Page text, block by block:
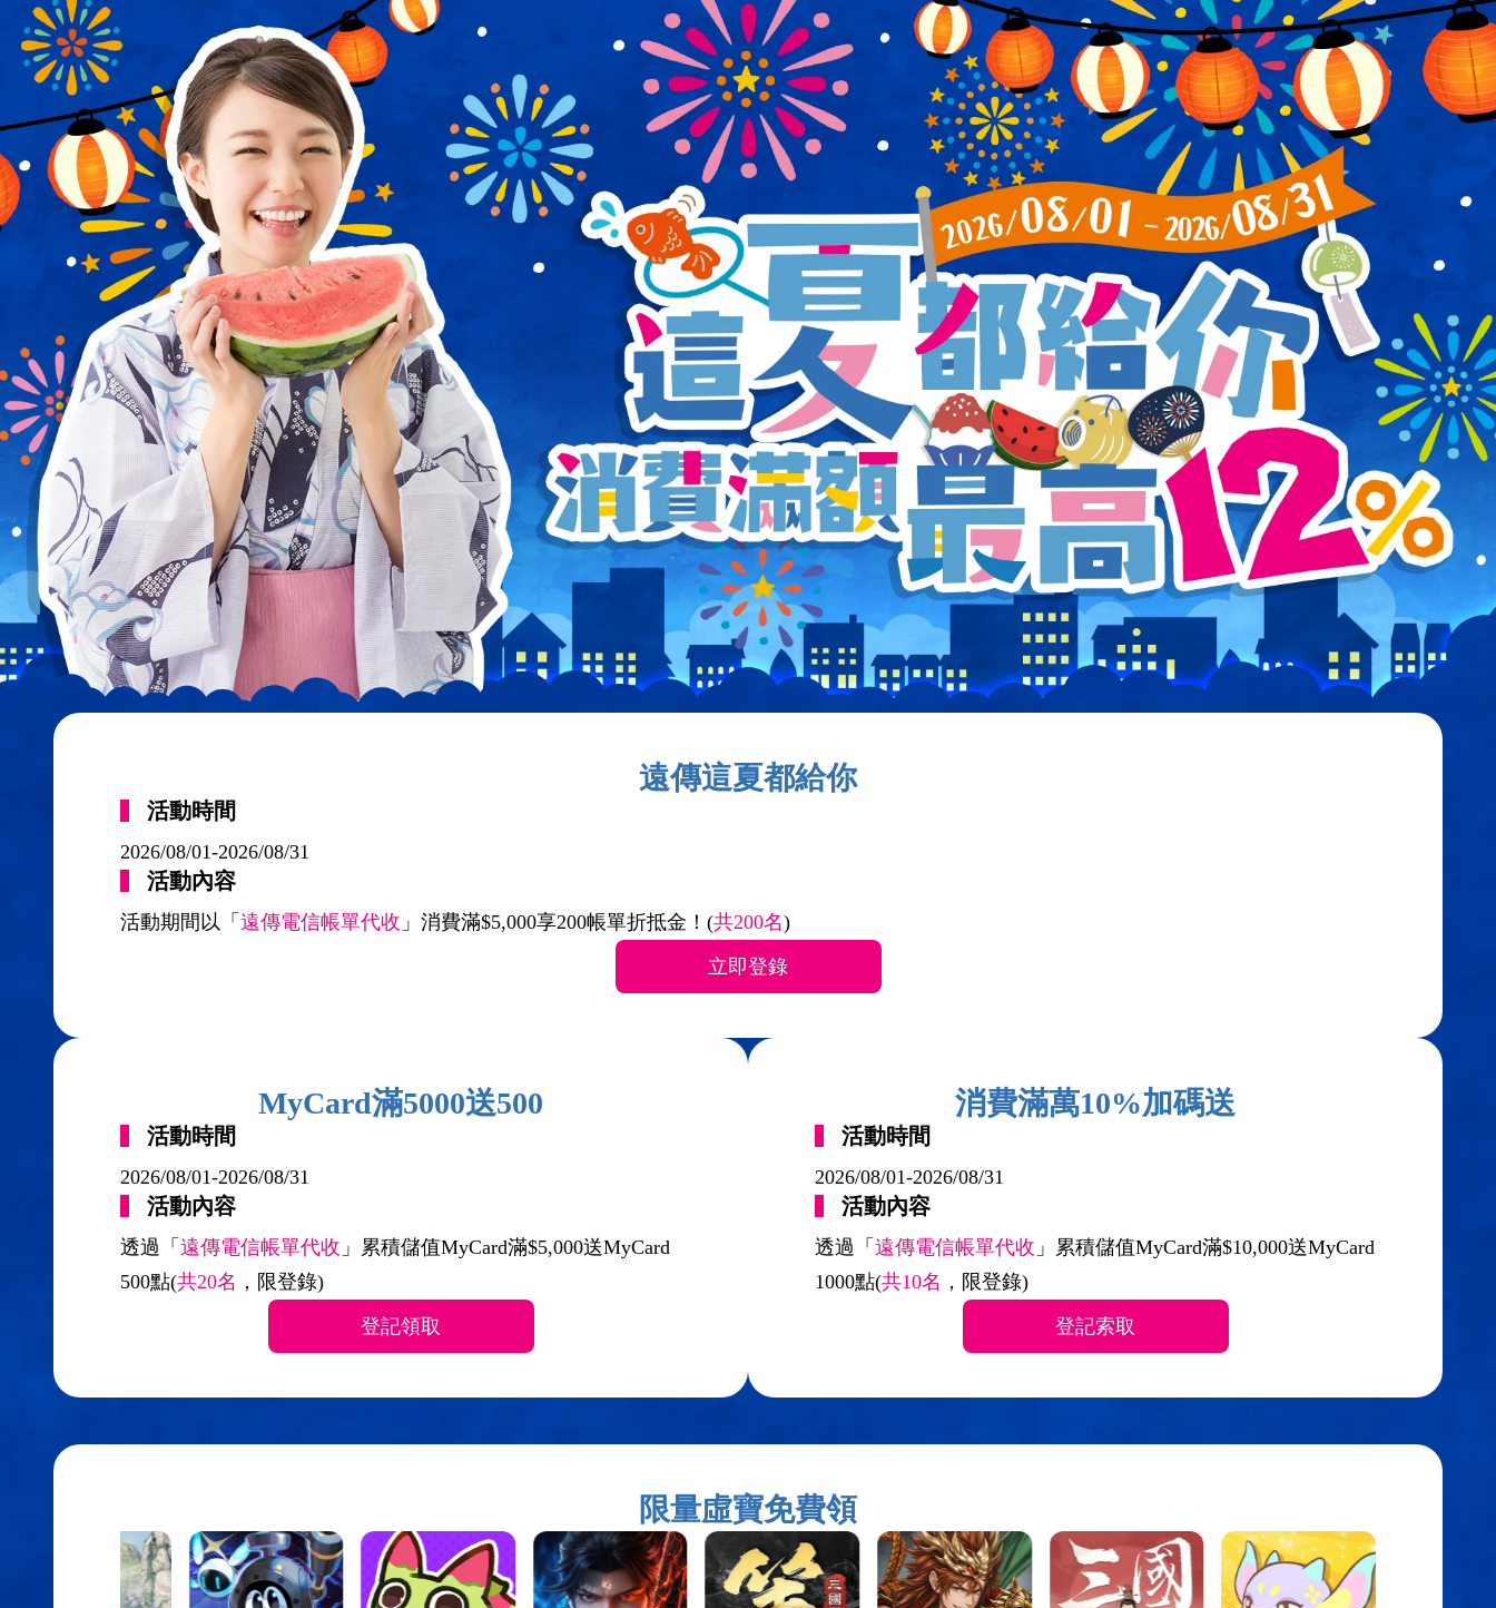
遠傳這夏都給你
活動時間
2026/08/01-2026/08/31
活動內容
活動期間以「 遠傳電信帳單代收 」消費滿$5,000享200帳單折抵金！(共200名)
立即登錄
MyCard滿5000送500
活動時間
2026/08/01-2026/08/31
活動內容
透過「 遠傳電信帳單代收 」累積儲值MyCard滿$5,000送MyCard
500點(共20名 ，限登錄)
登記領取
消費滿萬10%加碼送
活動時間
2026/08/01-2026/08/31
活動內容
透過「 遠傳電信帳單代收 」累積儲值MyCard滿$10,000送MyCard
1000點(共10名 ，限登錄)
登記索取
限量虛寶免費領